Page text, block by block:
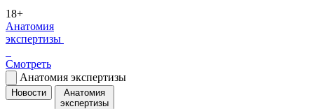
18+
Анатомия
экспертизы
Смотреть
Анатомия экспертизы
Новости
Анатомия
экспертизы